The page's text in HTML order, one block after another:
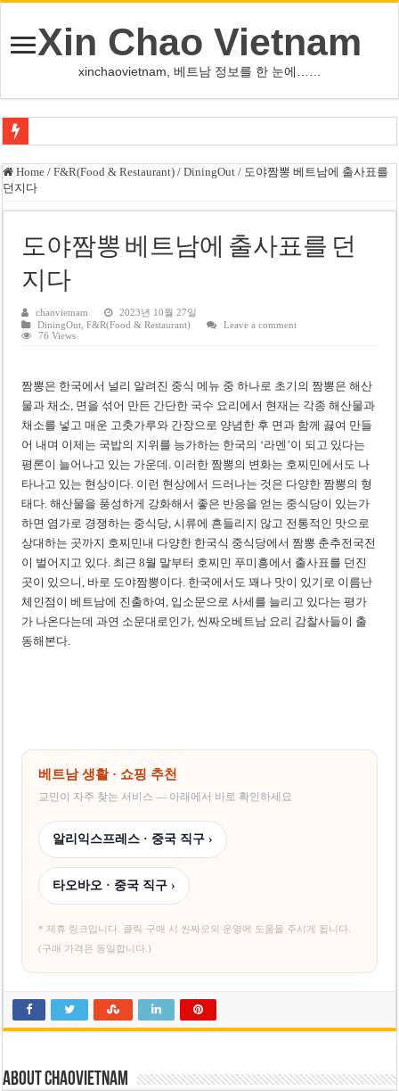
Xin Chao Vietnam
xinchaovietnam, 베트남 정보를 한 눈에……
오덕 목사, 32년 베트남 삶 담은 첫 디카시집 ‘한 컷의 서정’ 출간
베트남 화학·플라스틱 기업 납세 상위 10곳 공개…절반은 국영기업
FIFA 인판티노 회장, 유럽 축구계·북미 정치권 불신임 압박 직면
미화원 쪽방 휴게실 논란…허리도 못 펴는 열악한 환경
호찌민시, 올해 국경절 연휴 5일 연속 휴무 확정… 8월 29일~9월 2일
우크라이나 전황 1,623일: 키이우, 탄도미사일 요격 실패…드론, 모스크바 집
미 국방부, 육군 참모총장 임명 난항
조세심판원, 배우 유연석 30억 세금 불복 청구 기각
Home / F&R(Food & Restaurant) / DiningOut / 도야짬뽕 베트남에 출사표를
던지다
도야짬뽕 베트남에 출사표를 던
지다
chaovietnam
2023년 10월 27일
DiningOut ,F&R(Food & Restaurant)
Leave a comment
76 Views
짬뽕은 한국에서 널리 알려진 중식 메뉴 중 하나로 초기의 짬뽕은 해산
물과 채소, 면을 섞어 만든 간단한 국수 요리에서 현재는 각종 해산물과
채소를 넣고 매운 고춧가루와 간장으로 양념한 후 면과 함께 끓여 만들
어 내며 이제는 국밥의 지위를 능가하는 한국의 ‘라멘’이 되고 있다는
평론이 늘어나고 있는 가운데. 이러한 짬뽕의 변화는 호찌민에서도 나
타나고 있는 현상이다. 이런 현상에서 드러나는 것은 다양한 짬뽕의 형
태다. 해산물을 풍성하게 강화해서 좋은 반응을 얻는 중식당이 있는가
하면 염가로 경쟁하는 중식당, 시류에 흔들리지 않고 전통적인 맛으로
상대하는 곳까지 호찌민내 다양한 한국식 중식당에서 짬뽕 춘추전국전
이 벌어지고 있다. 최근 8월 말부터 호찌민 푸미흥에서 출사표를 던진
곳이 있으니, 바로 도야짬뽕이다. 한국에서도 꽤나 맛이 있기로 이름난
체인점이 베트남에 진출하여, 입소문으로 사세를 늘리고 있다는 평가
가 나온다는데 과연 소문대로인가, 씬짜오베트남 요리 감찰사들이 출
동해본다.
베트남 생활 · 쇼핑 추천
교민이 자주 찾는 서비스 — 아래에서 바로 확인하세요
알리익스프레스 · 중국 직구 ›
타오바오 · 중국 직구 ›
* 제휴 링크입니다. 클릭·구매 시 씬짜오의 운영에 도움을 주시게 됩니다.
(구매 가격은 동일합니다.)
About chaovietnam